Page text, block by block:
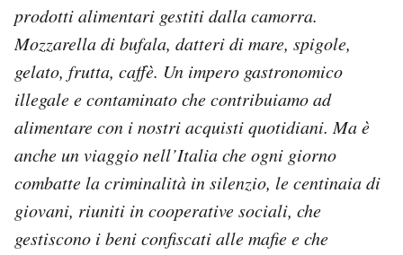
prodotti alimentari gestiti dalla camorra.
Mozzarella di bufala, datteri di mare, spigole,
gelato, frutta, caffè. Un impero gastronomico
illegale e contaminato che contribuiamo ad
alimentare con i nostri acquisti quotidiani. Ma è
anche un viaggio nell’Italia che ogni giorno
combatte la criminalità in silenzio, le centinaia di
giovani, riuniti in cooperative sociali, che
gestiscono i beni confiscati alle mafiee che